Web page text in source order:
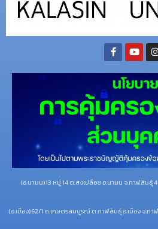
(อ.นามน)13 หมู่ 14 ต.สงเปลือย อ.นามน จ.กาฬสินธุ์
(อ.เมือง)62/1 ถ.เกษตรสมบูรณ์ ต.กาฬสินธุ์ อ.เมือง จ.ก